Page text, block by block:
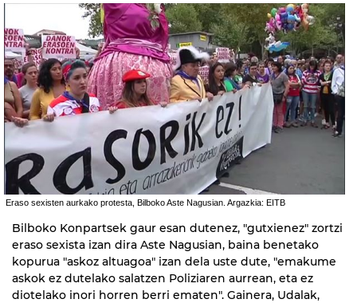
Eraso sexisten aurkako protesta, Bilboko Aste Nagusian. Argazkia: EITB
Bilboko Konpartsek gaur esan dutenez, "gutxienez" zortzi
eraso sexista izan dira Aste Nagusian, baina benetako
kopurua "askoz altuagoa" izan dela uste dute, "emakume
askok ez dutelako salatzen Poliziaren aurrean, eta ez
diotelako inori horren berri ematen". Gainera, Udalak,